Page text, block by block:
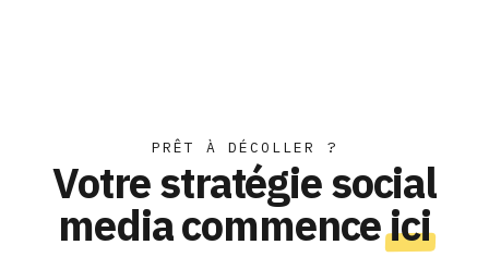
PRÊT À DÉCOLLER ?
Votre stratégie social
media commenceici